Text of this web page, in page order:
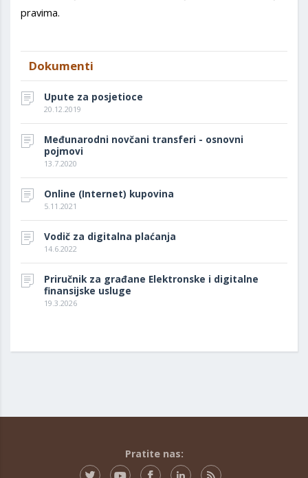
pravima.
Dokumenti
Upute za posjetioce
20.12.2019
Međunarodni novčani transferi - osnovni
pojmovi
13.7.2020
Online (Internet) kupovina
5.11.2021
Vodič za digitalna plaćanja
14.6.2022
Priručnik za građane Elektronske i digitalne
finansijske usluge
19.3.2026
Pratite nas: